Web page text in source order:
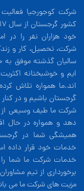
شرکت کوجورجیا
خود هزاران نفر را در
شرکت، تحصیل، کار و
سالیان گذشته موفق به
ایم و خوشبختانه
اند.ما همواره تلاش
گرجستان باشیم و در
شرکت ما طیف وسیعی از
دهد و همواره در حال
همیشگی شما در
خدمات خود قرار داده
خدمات شرکت ما شما را
برخورداری از تیم
مزیت های شرکت ما می